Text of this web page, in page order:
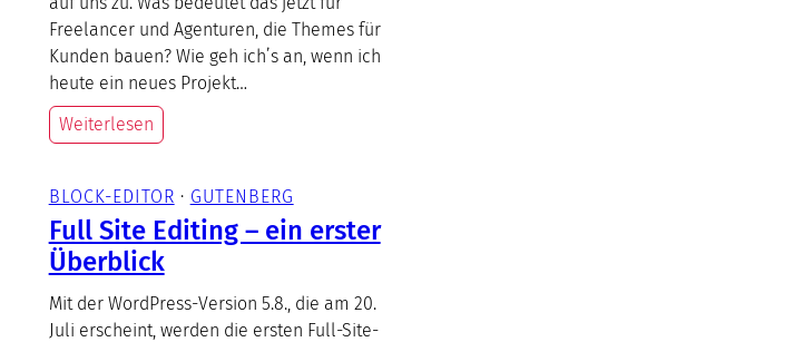
Freelancer und Agenturen, die Themes für
Kunden bauen? Wie geh ich’s an, wenn ich
heute ein neues Projekt…
Weiterlesen
BLOCK-EDITOR · GUTENBERG
Full Site Editing – ein erster
Überblick
Mit der WordPress-Version 5.8., die am 20.
Juli erscheint, werden die ersten Full-Site-